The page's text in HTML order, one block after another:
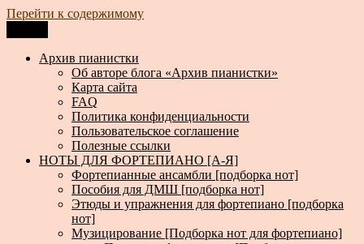
Перейти к содержимому
Архив пианистки
Всё для пианистов: ноты, книги, музыка, статьи…
Архив пианистки
Об авторе блога «Архив пианистки»
Карта сайта
FAQ
Политика конфиденциальности
Пользовательское соглашение
Полезные ссылки
НОТЫ ДЛЯ ФОРТЕПИАНО [А-Я]
Фортепианные ансамбли [подборка нот]
Пособия для ДМШ [подборка нот]
Этюды и упражнения для фортепиано [подборка
нот]
Музицирование [Подборка нот для фортепиано]